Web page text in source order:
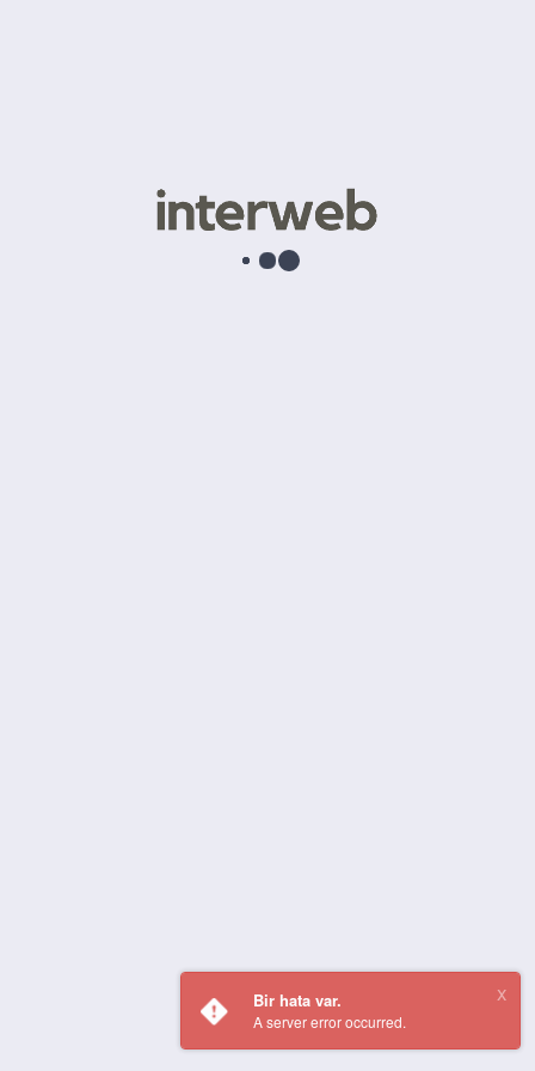
Bir hata var.
A server error occurred.